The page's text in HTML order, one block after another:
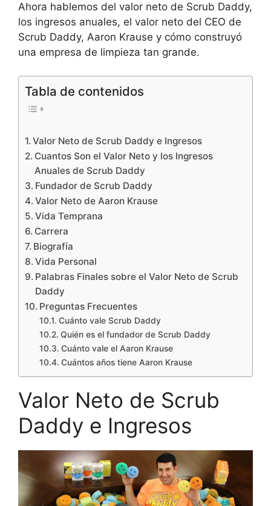
Ahora hablemos del valor neto de Scrub Daddy,
los ingresos anuales, el valor neto del CEO de
Scrub Daddy, Aaron Krause y cómo construyó
una empresa de limpieza tan grande.
Tabla de contenidos
Valor Neto de Scrub Daddy e Ingresos
Cuantos Son el Valor Neto y los Ingresos
Anuales de Scrub Daddy
Fundador de Scrub Daddy
Valor Neto de Aaron Krause
Vida Temprana
Carrera
Biografía
Vida Personal
Palabras Finales sobre el Valor Neto de Scrub
Daddy
Preguntas Frecuentes
Cuánto vale Scrub Daddy
Quién es el fundador de Scrub Daddy
Cuánto vale el Aaron Krause
Cuántos años tiene Aaron Krause
Valor Neto de Scrub
Daddy e Ingresos